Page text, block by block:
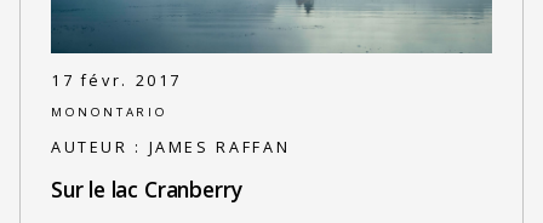
17 févr. 2017
MONONTARIO
AUTEUR : JAMES RAFFAN
Sur le lac Cranberry